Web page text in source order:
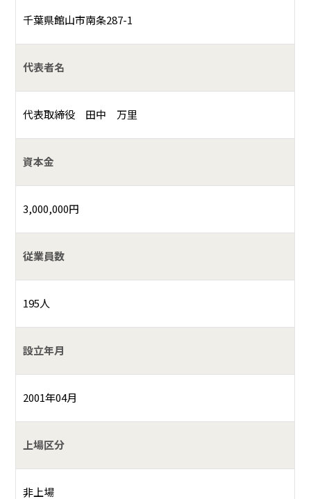
千葉県館山市南条287-1
代表者名
代表取締役 田中 万里
資本金
3,000,000円
従業員数
195人
設立年月
2001年04月
上場区分
非上場